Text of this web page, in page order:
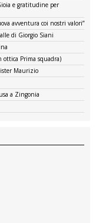
e gratitudine per
avventura coi nostri valori”
di Giorgio Siani
ottica Prima squadra)
Maurizio
a Zingonia